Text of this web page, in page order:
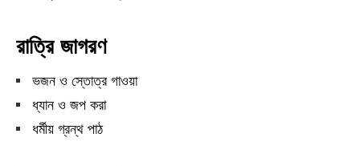
রাত্রি জাগরণ
ভজন ও স্তোত্র গাওয়া
ধ্যান ও জপ করা
ধর্মীয় গ্রন্থ পাঠ